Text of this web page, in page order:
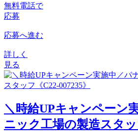
無料電話で
応募
応募へ進む
詳しく
見る
＼時給UPキャンペーン
ニック工場の製造スタッ